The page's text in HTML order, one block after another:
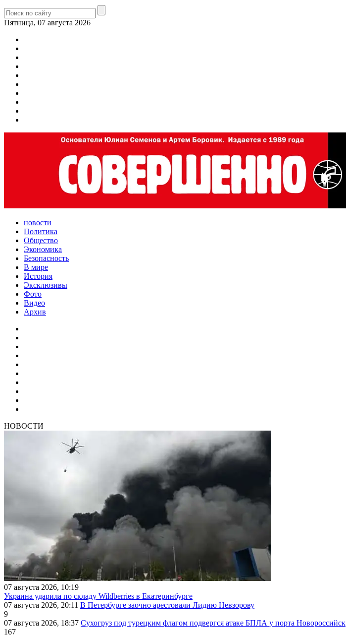
Пятница, 07 августа 2026
новости
Политика
Общество
Экономика
Безопасность
В мире
История
Эксклюзивы
Фото
Видео
Архив
НОВОСТИ
07 августа 2026, 10:19
Украина ударила по складу Wildberries в Екатеринбурге
07 августа 2026, 20:11 В Петербурге заочно арестовали Лидию Невзорову
9
07 августа 2026, 18:37 Сухогруз под турецким флагом подвергся атаке БПЛА у порта Новороссийск
167